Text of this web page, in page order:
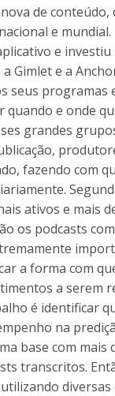
de conteúdo,
e
e investiu
Gimlet e a
seus programas
e onde
grandes
fazendo com
ativos e mais
os podcasts
a forma com
a serem
é identificar
na
base com mais
transcritos.